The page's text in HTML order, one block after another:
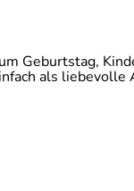
Geburtstag,
als liebevolle